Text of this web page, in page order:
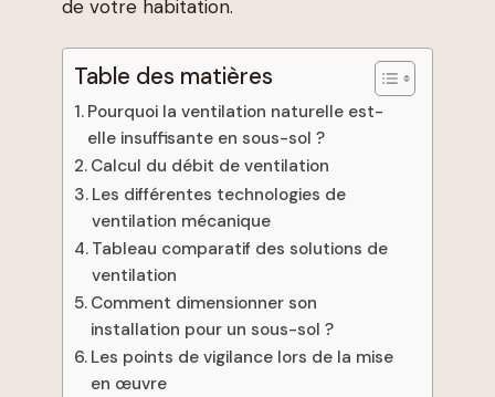
de votre habitation.
Table des matières
Pourquoi la ventilation naturelle est-
elle insuffisante en sous-sol ?
Calcul du débit de ventilation
Les différentes technologies de
ventilation mécanique
Tableau comparatif des solutions de
ventilation
Comment dimensionner son
installation pour un sous-sol ?
Les points de vigilance lors de la mise
en œuvre